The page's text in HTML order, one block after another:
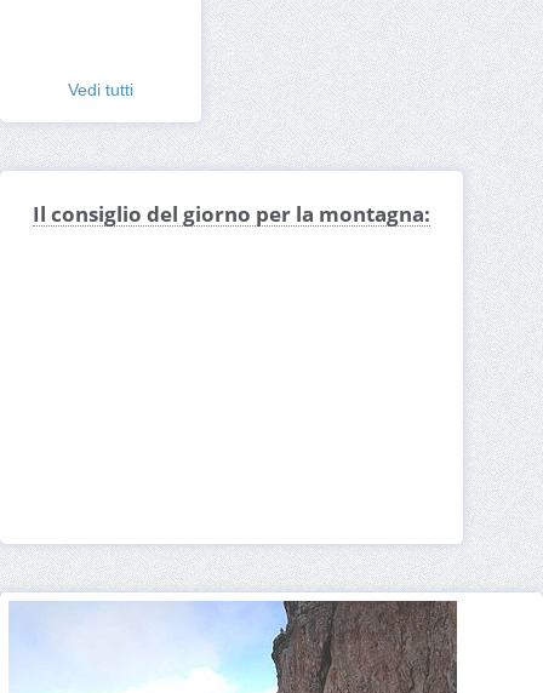
Vedi tutti
Il consiglio del giorno per la montagna: